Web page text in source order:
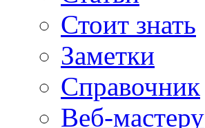
Стоит знать
Заметки
Справочник
Веб-мастеру